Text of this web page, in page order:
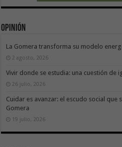
Opinión
La Gomera transforma su modelo
2 agosto, 2026
Vivir donde se estudia: una cuestión de
26 julio, 2026
Cuidar es avanzar: el escudo social que
Gomera
19 julio, 2026